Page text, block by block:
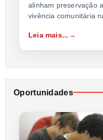
alinham preservação
vivência comunitária
Leia mais...
Oportunidades